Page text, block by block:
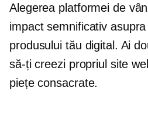
Alegerea platformei de
impact semnificativ
produsului tău digital. Ai
să-ți creezi propriul site
piețe consacrate.